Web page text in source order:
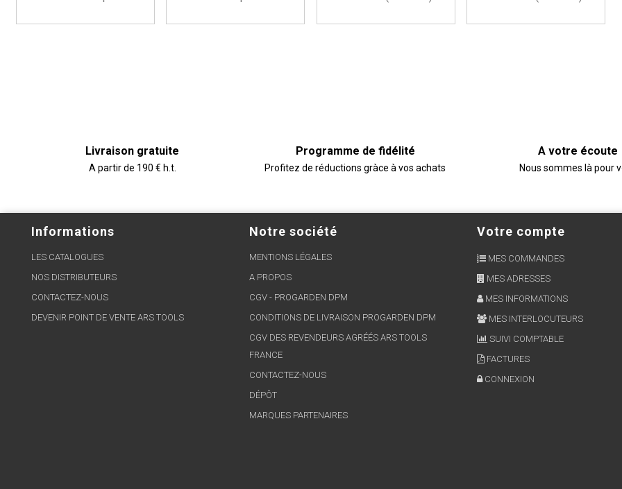
Livraison gratuite
A partir de 190 € h.t.
Programme de fidélité
Profitez de réductions gràce à vos achats
A votre écoute
Nous sommes là pour
Informations
LES CATALOGUES
NOS DISTRIBUTEURS
CONTACTEZ-NOUS
DEVENIR POINT DE VENTE ARS TOOLS
Notre société
MENTIONS LÉGALES
A PROPOS
CGV - PROGARDEN DPM
CONDITIONS DE LIVRAISON PROGARDEN DPM
CGV DES REVENDEURS AGRÉÉS ARS TOOLS
FRANCE
CONTACTEZ-NOUS
DÉPÔT
MARQUES PARTENAIRES
Votre compte
MES COMMANDES
MES ADRESSES
MES INFORMATIONS
MES INTERLOCUTEURS
SUIVI COMPTABLE
FACTURES
CONNEXION